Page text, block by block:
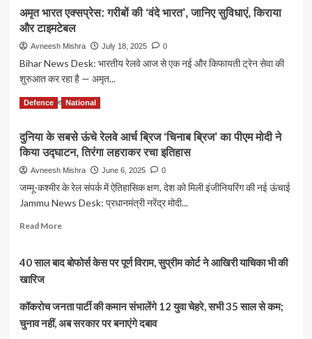
अमृत भारत एक्सप्रेस: गरीबों की ‘वंदे भारत’, जानिए सुविधाएं, किराया
और टाइमटेबल
Avneesh Mishra July 18, 2025 0
Bihar News Desk: भारतीय रेलवे आज से एक नई और किफायती ट्रेन सेवा की
शुरुआत कर रहा है — अमृत...
Read MoreRead
more
अमृत
भारत
एक्सप्रेस:
की
‘वंदे
जानिए
किराया
Defence National
दुनिया के सबसे ऊंचे रेलवे आर्च ब्रिज ‘चिनाब ब्रिज’ का पीएम मोदी ने
किया उद्घाटन, तिरंगा लहराकर रचा इतिहास
Avneesh Mishra June 6, 2025 0
जम्मू-कश्मीर के रेल संपर्क में ऐतिहासिक क्षण, देश को मिली इंजीनियरिंग की नई ऊंचाई
Jammu News Desk: प्रधानमंत्री नरेंद्र मोदी...
Read MoreRead
दुनिया
ऊंचे
आर्च
40 साल बाद बोफोर्स केस पर पूर्ण विराम, सुप्रीम कोर्ट ने आखिरी याचिका भी की
खारिज
कॉकरोच जनता पार्टी की कमान संभालेंगे 12 युवा चेहरे, सभी 35 साल से कम;
चुनाव नहीं, अब सरकार पर बनाएंगे दबाव